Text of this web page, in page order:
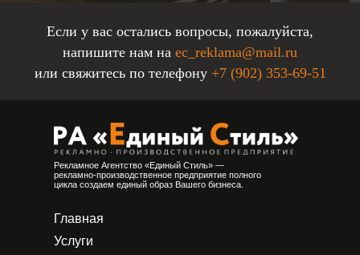
Если у вас остались вопросы, пожалуйста,
напишите нам на ec_reklama@mail.ru
или свяжитесь по телефону +7 (902) 353-69-51
Рекламное Агентство «Единый Стиль» —
рекламно-производственное предприятие полного
цикла создаем единый образ Вашего бизнеса.
Услуги
Главная